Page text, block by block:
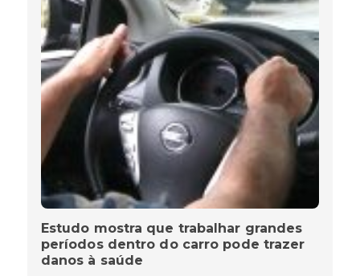
Estudo mostra que trabalhar grandes
períodos dentro do carro pode trazer
danos à saúde